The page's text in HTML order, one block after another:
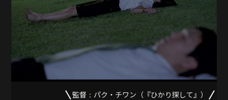
監督：パク・チワン（『ひかり探して』）